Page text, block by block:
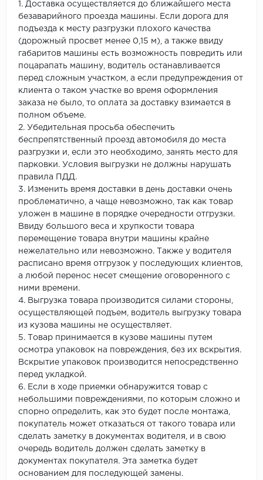
1. Доставка осуществляется до ближайшего места
безаварийного проезда машины. Если дорога для
подъезда к месту разгрузки плохого качества
(дорожный просвет менее 0,15 м), а также ввиду
габаритов машины есть возможность повредить или
поцарапать машину, водитель останавливается
перед сложным участком, а если предупреждения от
клиента о таком участке во время оформления
заказа не было, то оплата за доставку взимается в
полном объеме.
2. Убедительная просьба обеспечить
беспрепятственный проезд автомобиля до места
разгрузки и, если это необходимо, занять место для
парковки. Условия выгрузки не должны нарушать
правила ПДД.
3. Изменить время доставки в день доставки очень
проблематично, а чаще невозможно, так как товар
уложен в машине в порядке очередности отгрузки.
Ввиду большого веса и хрупкости товара
перемещение товара внутри машины крайне
нежелательно или невозможно. Также у водителя
расписано время отгрузок у последующих клиентов,
а любой перенос несет смещение оговоренного с
ними времени.
4. Выгрузка товара производится силами стороны,
осуществляющей подъем, водитель выгрузку товара
из кузова машины не осуществляет.
5. Товар принимается в кузове машины путем
осмотра упаковок на повреждения, без их вскрытия.
Вскрытие упаковок производится непосредственно
перед укладкой.
6. Если в ходе приемки обнаружится товар с
небольшими повреждениями, по которым сложно и
спорно определить, как это будет после монтажа,
покупатель может отказаться от такого товара или
сделать заметку в документах водителя, и в свою
очередь водитель должен сделать заметку в
документах покупателя. Эта заметка будет
основанием для последующей замены.